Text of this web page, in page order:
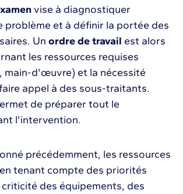
vise à diagnostiquer
problème et à définir la portée des
Un ordre de travail est alors
les ressources requises
main-d'œuvre) et la nécessité
appel à des sous-traitants.
de préparer tout le
l'intervention.
précédemment, les ressources
tenant compte des priorités
des équipements, des